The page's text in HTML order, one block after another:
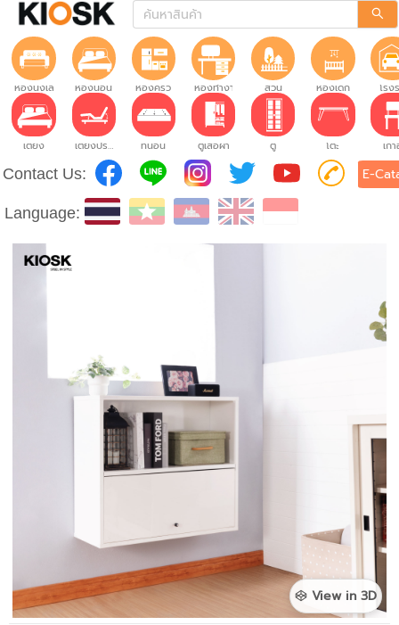
ห้องนั่งเล่น ห้องนอน ห้องครัว ห้องทำงาน สวน ห้องเด็ก โรง
เตียง เตียงปรับระดับ ที่นอน ตู้เสื้อผ้า ตู้ โต๊ะ เก้
Contact Us: E-
Language:
View in 3D